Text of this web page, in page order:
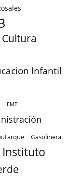
Cultura
Infantil
EMT
Gasolinera
Instituto